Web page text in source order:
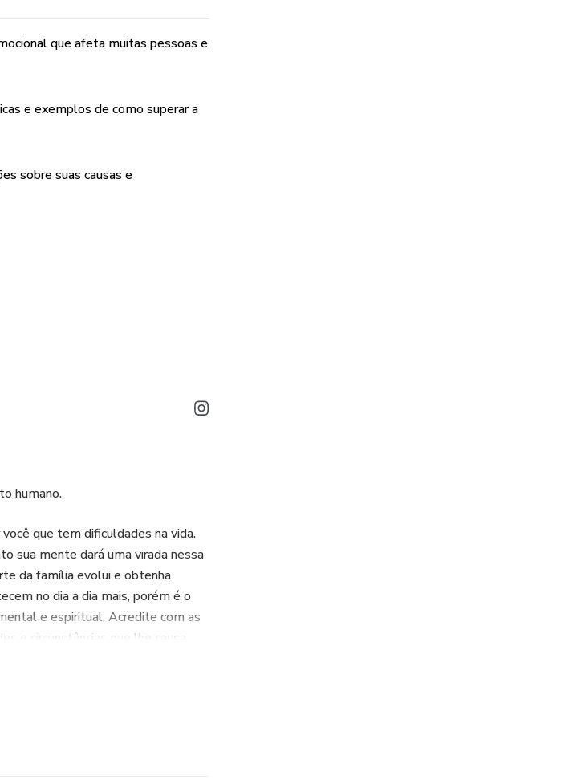
que afeta muitas pessoas e
e exemplos de como superar a
sobre suas causas e
humano.
que tem dificuldades na vida.
sua mente dará uma virada nessa
da família evolui e obtenha
no dia a dia mais, porém é o
e espiritual. Acredite com as
e circunstâncias que lhe causa
receitas prontas, nosso